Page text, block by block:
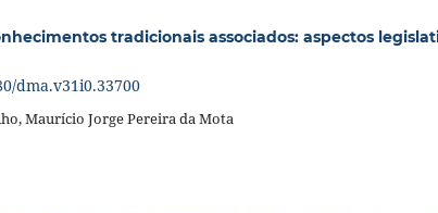
tradicionais associados: aspectos
dma.v31i0.33700
Maurício Jorge Pereira da Mota